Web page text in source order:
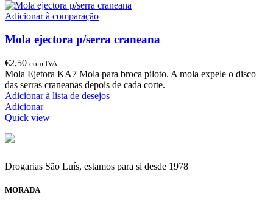
Adicionar à comparação
Mola ejectora p/serra craneana
€2,50 com IVA
Mola Ejetora KA7 Mola para broca piloto. A mola expele o disco
das serras craneanas depois de cada corte.
Adicionar à lista de desejos
Adicionar
Quick view
Drogarias São Luís, estamos para si desde 1978
MORADA